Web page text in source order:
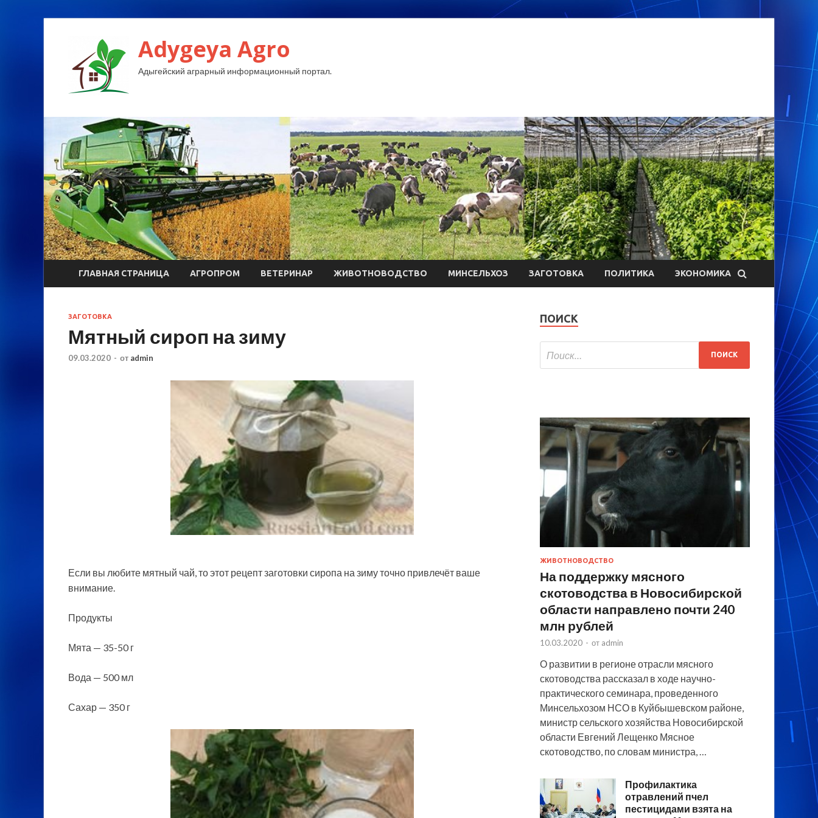
Adygeya Agro
Адыгейский аграрный информационный портал.
ГЛАВНАЯ СТРАНИЦА АГРОПРОМ ВЕТЕРИНАР ЖИВОТНОВОДСТВО МИНСЕЛЬХОЗ ЗАГОТОВКА ПОЛИТИКА ЭКОНОМИКА
ЗАГОТОВКА
Мятный сироп на зиму
09.03.2020 - от admin
Если вы любите мятный чай, то этот рецепт заготовки сиропа на зиму точно привлечёт ваше
внимание.
Продукты
Мята — 35-50 г
Вода — 500 мл
Сахар — 350 г
ПОИСК
ЖИВОТНОВОДСТВО
На поддержку мясного
скотоводства в Новосибирской
области направлено почти 240
млн рублей
10.03.2020 - от admin
О развитии в регионе отрасли мясного
скотоводства рассказал в ходе научно-
практического семинара, проведенного
Минсельхозом НСО в Куйбышевском районе,
министр сельского хозяйства Новосибирской
области Евгений Лещенко Мясное
скотоводство, по словам министра, …
Профилактика
отравлений пчел
пестицидами взята на